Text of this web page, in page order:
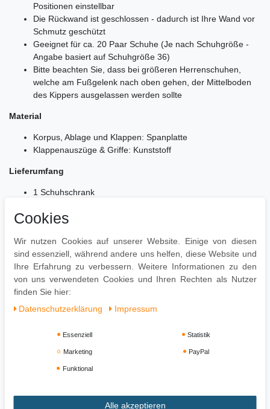
Positionen einstellbar
Die Rückwand ist geschlossen - dadurch ist Ihre Wand vor
Schmutz geschützt
Geeignet für ca. 20 Paar Schuhe (Je nach Schuhgröße -
Angabe basiert auf Schuhgröße 36)
Bitte beachten Sie, dass bei größeren Herrenschuhen,
welche am Fußgelenk nach oben gehen, der Mittelboden
des Kippers ausgelassen werden sollte
Material
Korpus, Ablage und Klappen: Spanplatte
Klappenauszüge & Griffe: Kunststoff
Lieferumfang
1 Schuhschrank
Montage
Lieferzustand: praktisch zerlegt und praktisch verpackt
Leicht verständliche Montageanleitung inklusive
Einfacher und schneller Aufbau dank gut durchdachter
Konstruktion
Cookies
Wir nutzen Cookies auf unserer Website. Einige von diesen
sind essenziell, während andere uns helfen, diese Website und
Ihre Erfahrung zu verbessern. Weitere Informationen zu den
von uns verwendeten Cookies und Ihren Rechten als Nutzer
finden Sie hier:
Daten­schutz­erklärung
Impressum
Essenziell Statistik
Marketing PayPal
Funktional
Alle akzeptieren